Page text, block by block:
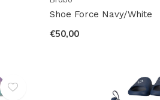
Shoe Force Navy/White
€50,00